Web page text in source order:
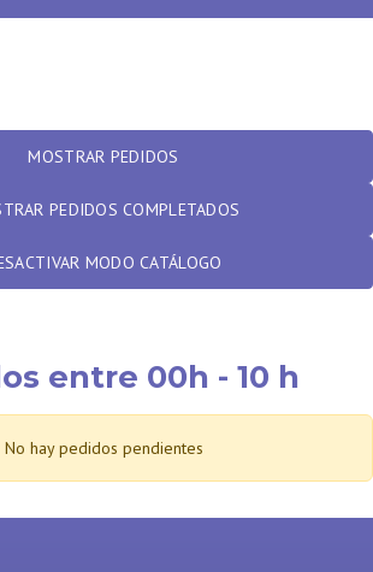
PEDIDOS COMPLETADOS
MODO CATÁLOGO
entre 00h - 10 h
No hay pedidos pendientes